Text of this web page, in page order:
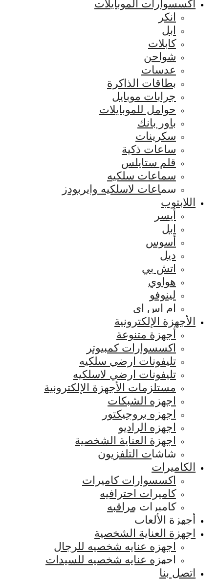
اكسسوارات الموبايلات
انكر
ابل
كابلات
شواحن
عدسات
بطاقات الذاكرة
جرابات موبايل
حوامل للموبايلات
باور بانك
سكرينات
ساعات ذكية
قلم ستايلس
سماعات سلكيه
سماعات لاسلكيه وايربودز
اللابتوب
أيسر
ابل
أسوس
ديل
اتش بي
هواوي
لينوفو
ام اس اي
الأجهزة الإلكترونية
أجهزة متنوعة
اكسسوارات كمبيوتر
تليفونات ارضي سلكيه
تليفونات ارضي لاسلكيه
مستلزمات الأجهزة الإلكترونية
اجهزه الشبكات
اجهزه بروجيكتور
اجهزه الراديو
اجهزة العناية الشخصية
شاشات التلفزيون
الكاميرات
اكسسوارات كاميرات
كاميرات احترافيه
كاميرات مراقبه
أجهزة الألعاب
اجهزة العناية الشخصية
اجهزه عنايه شخصيه للرجال
اجهزه عنايه شخصيه للسيدات
اتصل بنا